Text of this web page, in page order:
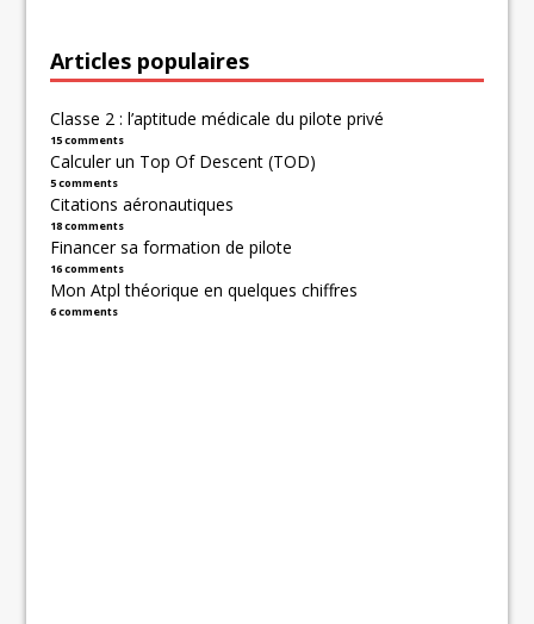
Articles populaires
Classe 2 : l’aptitude médicale du pilote privé
15 comments
Calculer un Top Of Descent (TOD)
5 comments
Citations aéronautiques
18 comments
Financer sa formation de pilote
16 comments
Mon Atpl théorique en quelques chiffres
6 comments